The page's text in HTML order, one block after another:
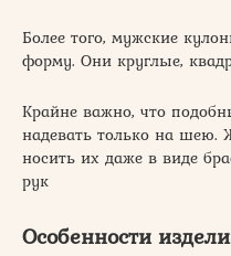
Более того, мужские
форму. Они круглые,
Крайне важно, что
надевать только на
носить их даже в виде
рук
Особенности